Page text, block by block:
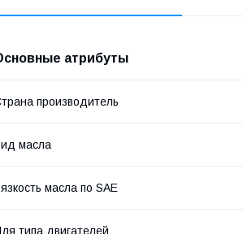
атрибуты
производитель
масла
масла по SAE
типа двигателей